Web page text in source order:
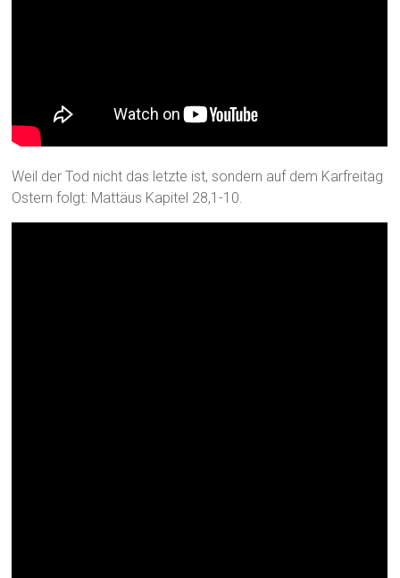
Weil der Tod nicht das letzte ist, sondern auf dem Karfreitag
Ostern folgt: Mattäus Kapitel 28,1-10.